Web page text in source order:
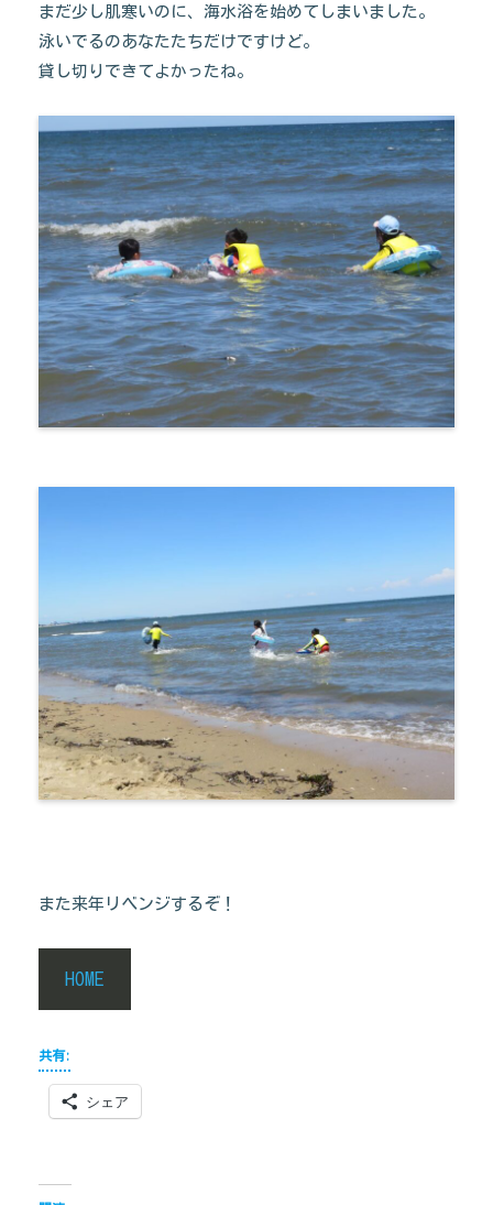
まだ少し肌寒いのに、海水浴を始めてしまいました。
泳いでるのあなたたちだけですけど。
貸し切りできてよかったね。
また来年リベンジするぞ！
HOME
共有:
シェア